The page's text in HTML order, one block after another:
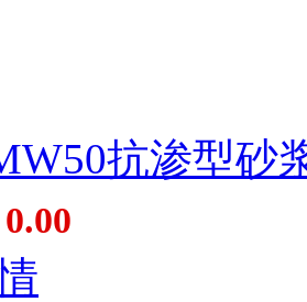
抗渗型砂
0.00